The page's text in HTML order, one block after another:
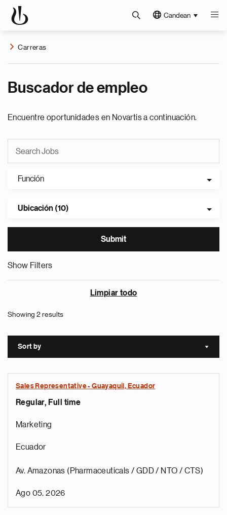
Candean
Carreras
Buscador de empleo
Encuentre oportunidades en Novartis a continuación.
Función
Ubicación (10)
Show Filters
Limpiar todo
Showing 2 results
Sort by Sort
Sales Representative - Guayaquil, Ecuador
Regular, Full time
Marketing
Ecuador
Av. Amazonas (Pharmaceuticals / GDD / NTO / CTS)
Ago 05, 2026